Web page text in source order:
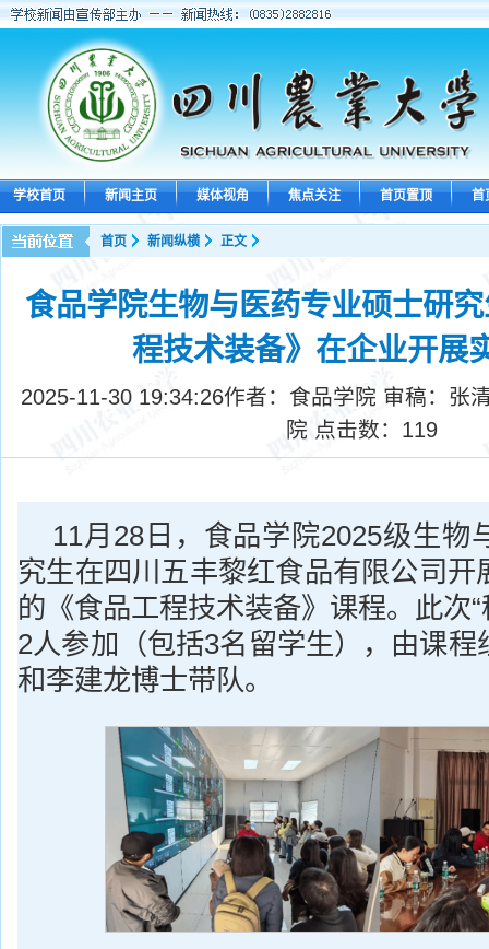
学校首页 新闻主页 媒体视角 焦点关注 首页置顶 首
首页 新闻纵横 正文
食品学院生物与医药专业硕士研
程技术装备》在企业开展
2025-11-30 19:34:26作者：食品学院 审稿：张
院 点击数： 119
11月28日，食品学院2025级生物
究生在四川五丰黎红食品有限公司开
的《食品工程技术装备》课程。此次
2人参加（包括3名留学生），由课程
和李建龙博士带队。